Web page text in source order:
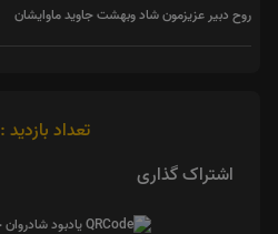
روح دبیر عزیزمون شاد وبهشت جاوید ماوایشان
تعداد بازدید : 499
اشتراک گذاری